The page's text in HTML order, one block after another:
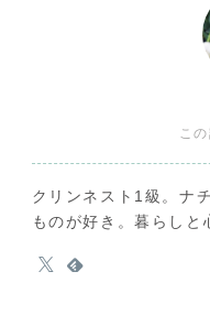
こ
クリンネスト1級。ナ
ものが好き。暮らしと